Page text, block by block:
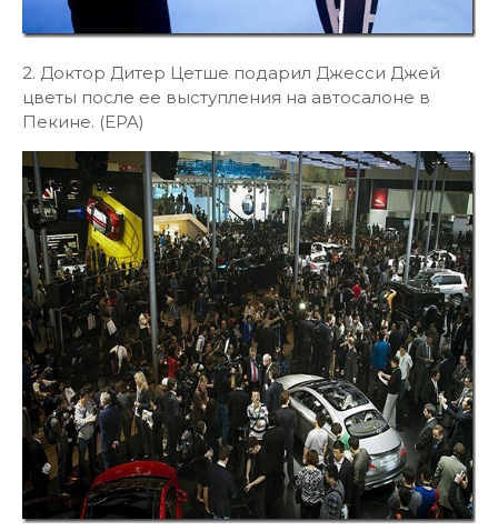
2. Доктор Дитер Цетше подарил Джесси Джей
цветы после ее выступления на автосалоне в
Пекине. (EPA)